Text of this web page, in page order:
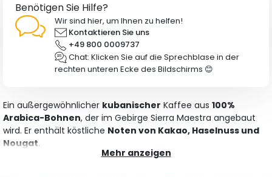
Benötigen Sie Hilfe?
Wir sind hier, um Ihnen zu helfen!
Kontaktieren Sie uns
+49 800 0009737
Chat: Klicken Sie auf die Sprechblase in der
rechten unteren Ecke des Bildschirms 😊
Ein außergewöhnlicher kubanischer Kaffee aus 100%
Arabica-Bohnen, der im Gebirge Sierra Maestra angebaut
wird. Er enthält köstliche Noten von Kakao, Haselnuss und
Nougat.
Mehr anzeigen